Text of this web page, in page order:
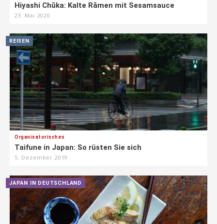
Hiyashi Chūka: Kalte Rāmen mit Sesamsauce
23. Mai 2020
REISEN
Organisatorisches
Taifune in Japan: So rüsten Sie sich
5. Dezember 2019
JAPAN IN DEUTSCHLAND